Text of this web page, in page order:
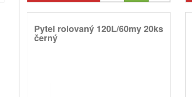
Pytel rolovaný 120L/60my 20ks
černý